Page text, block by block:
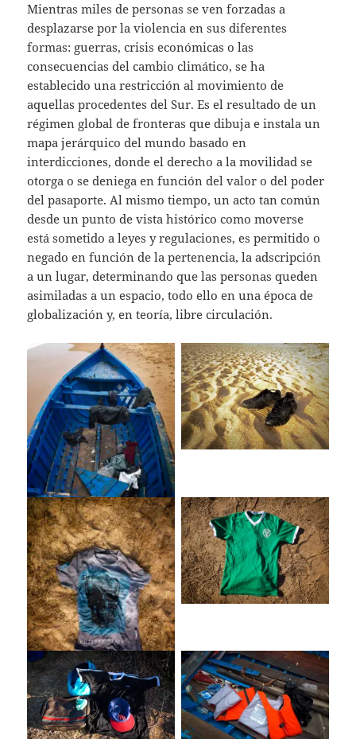
Mientras miles de personas se ven forzadas a
desplazarse por la violencia en sus diferentes
formas: guerras, crisis económicas o las
consecuencias del cambio climático, se ha
establecido una restricción al movimiento de
aquellas procedentes del Sur. Es el resultado de un
régimen global de fronteras que dibuja e instala un
mapa jerárquico del mundo basado en
interdicciones, donde el derecho a la movilidad se
otorga o se deniega en función del valor o del poder
del pasaporte. Al mismo tiempo, un acto tan común
desde un punto de vista histórico como moverse
está sometido a leyes y regulaciones, es permitido o
negado en función de la pertenencia, la adscripción
a un lugar, determinando que las personas queden
asimiladas a un espacio, todo ello en una época de
globalización y, en teoría, libre circulación.
Patera Mangueta
Ropa Abandonada
Ropa Abandonada
Ropa Abandonada
Ropa Abandonada Patera